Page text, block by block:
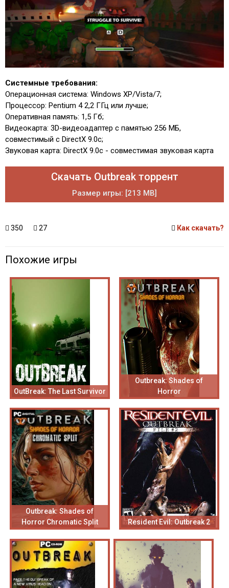
Системные требования:
Операционная система: Windows XP/Vista/7;
Процессор: Pentium 4 2,2 ГГц или лучше;
Оперативная память: 1,5 Гб;
Видеокарта: 3D-видеоадаптер с памятью 256 МБ,
совместимый с DirectX 9.0c;
Звуковая карта: DirectX 9.0с - совместимая звуковая карта
Скачать Outbreak торрент
Размер игры: [213 MB]
350 27 Как скачать?
Похожие игры
OutBreak: The Last Survivor
Outbreak: Shades of
Horror
Outbreak: Shades of
Horror Chromatic Split
Resident Evil: Outbreak 2